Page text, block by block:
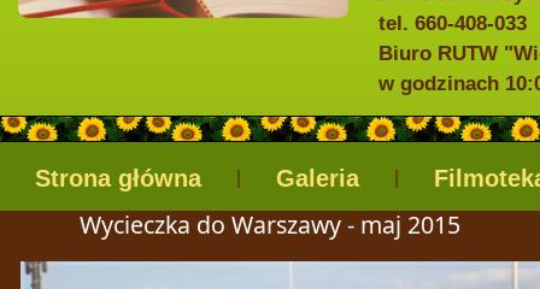
tel. 660-408-033
Biuro RUTW
w godzinach
Strona główna Galeria
Wycieczka do Warszawy - maj 2015